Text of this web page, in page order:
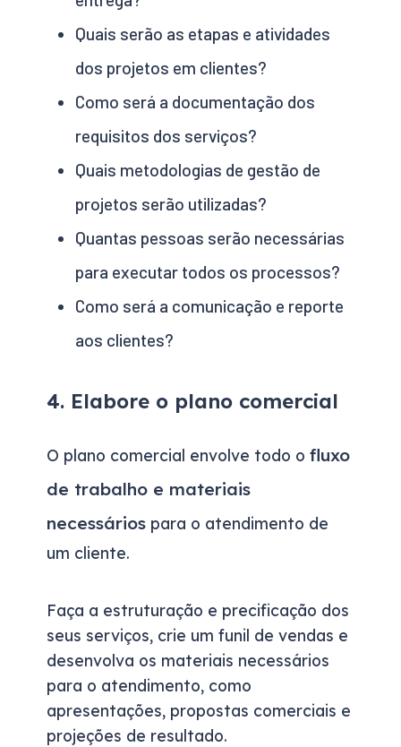
Quais serão as etapas e atividades
dos projetos em clientes?
Como será a documentação dos
requisitos dos serviços?
Quais metodologias de gestão de
projetos serão utilizadas?
Quantas pessoas serão necessárias
para executar todos os processos?
Como será a comunicação e reporte
aos clientes?
4. Elabore o plano comercial
O plano comercial envolve todo o fluxo
de trabalho e materiais
necessários para o atendimento de
um cliente.
Faça a estruturação e precificação dos
seus serviços, crie um funil de vendas e
desenvolva os materiais necessários
para o atendimento, como
apresentações, propostas comerciais e
projeções de resultado.